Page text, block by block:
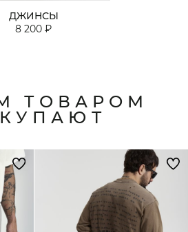
ДЖИНСЫ
8 200 ₽
ТОВАРОМ